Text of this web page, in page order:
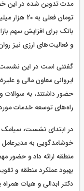
تومان
بانک برای افزایش سهم
و فعالیت‌های ارزی نیز
گفتنی است در این نشست
ایروانی معاون مالی و
حضور داشتند، به
راه‌های توسعه خدمات
در ابتدای نشست،
خوشامدگویی به
منطقه ارائه داد و حضور
بهبود عملکرد منطقه و
دکتر ابدالی و هیات